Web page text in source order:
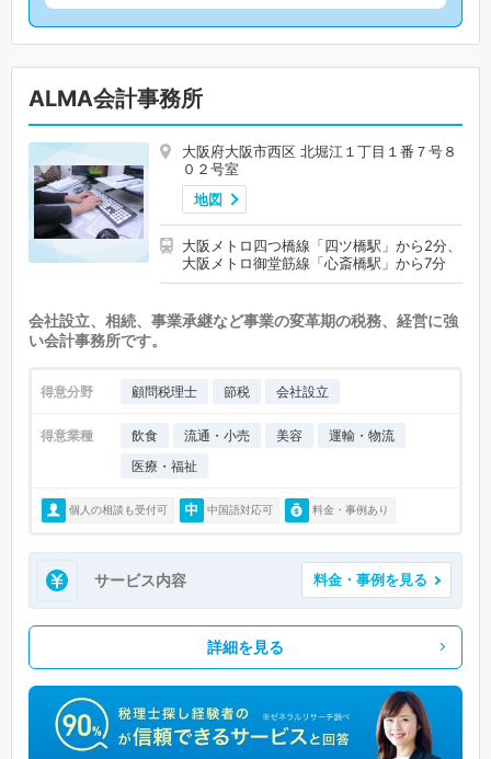
ALMA会計事務所
大阪府大阪市西区 北堀江１丁目１番７号８
０２号室
地図
大阪メトロ四つ橋線「四ツ橋駅」から2分、
大阪メトロ御堂筋線「心斎橋駅」から7分
会社設立、相続、事業承継など事業の変革期の税務、経営に強
い会計事務所です。
得意分野 顧問税理士 節税 会社設立
得意業種 飲食 流通・小売 美容
運輸・物流
医療・福祉
個人の相談も受付可 中国語対応可 料金・事例あり
サービス内容 料金・事例を見る
詳細を見る